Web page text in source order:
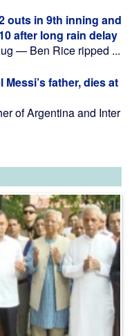
outs in 9th inning and
after long rain delay
— Ben Rice ripped ...
father, dies at
of Argentina and Inter